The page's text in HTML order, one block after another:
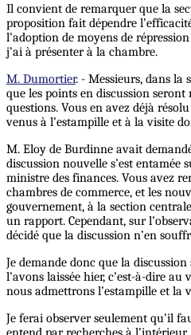
Il convient de remarquer que la
proposition fait dépendre
l’adoption de moyens de
j’ai à présenter à la chambre.
M. Dumortier. - Messieurs, dans la
que les points en discussion seront
questions. Vous en avez déjà
venus à l’estampille et à la visite
M. Eloy de Burdinne avait
discussion nouvelle s’est entamée
ministre des finances. Vous avez
chambres de commerce, et les
gouvernement, à la section
un rapport. Cependant, sur
décidé que la discussion n’en
Je demande donc que la
l’avons laissée hier, c’est-à-dire
nous admettrons l’estampille et la
Je ferai observer seulement qu’il